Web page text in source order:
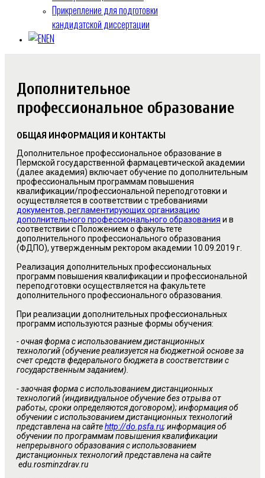
Прикрепление для подготовки
кандидатской диссертации
EN
Дополнительное
профессиональное образование
ОБЩАЯ ИНФОРМАЦИЯ И КОНТАКТЫ
Дополнительное профессиональное образование в
Пермской государственной фармацевтической академии
(далее академия) включает обучение по дополнительным
профессиональным программам повышения
квалификации/профессиональной переподготовки и
осуществляется в соответствии с требованиями
документов, регламентирующих организацию
дополнительного профессионального образования и в
соответствии с Положением о факультете
дополнительного профессионального образования
(ФДПО), утвержденным ректором академии 10.09.2019 г.
Реализация дополнительных профессиональных
программ повышения квалификации и профессиональной
переподготовки осуществляется на факультете
дополнительного профессионального образования.
При реализации дополнительных профессиональных
программ используются разные формы обучения:
- очная форма с использованием дистанционных
технологий (обучение реализуется на бюджетной основе за
счет средств федерального бюджета в соостветствии с
государственным заданием).
- заочная форма с использованием дистанционных
технологий (индивидуальное обучение без отрыва от
работы, сроки определяются договором); информация об
обучении с использованием дистанционных технологий
представлена на сайтеhttp://do.psfa.ru; информация об
обучении по программам повышения квалификации
непрерывного образования с использованием
дистанционных технологий представлена на сайте
edu.rosminzdrav.ru